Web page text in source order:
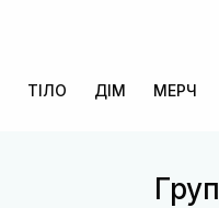
ТІЛО ДІМ МЕРЧ